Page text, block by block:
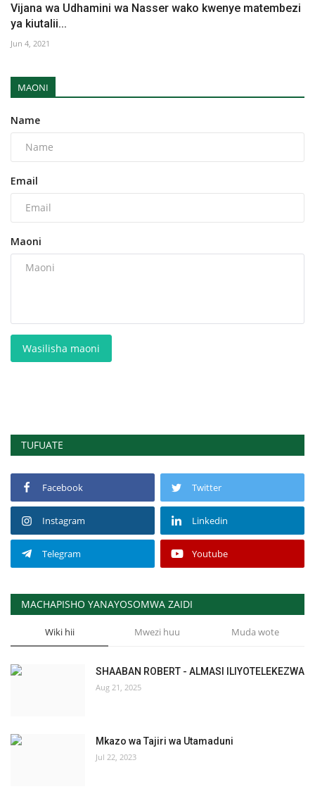
Vijana wa Udhamini wa Nasser wako kwenye matembezi
ya kiutalii...
Jun 4, 2021
MAONI
Name
Email
Maoni
Wasilisha maoni
TUFUATE
Facebook Twitter
Instagram Linkedin
Telegram Youtube
MACHAPISHO YANAYOSOMWA ZAIDI
Wiki hii Mwezi huu Muda wote
SHAABAN ROBERT - ALMASI ILIYOTELEKEZWA
Aug 21, 2025
Mkazo wa Tajiri wa Utamaduni
Jul 22, 2023